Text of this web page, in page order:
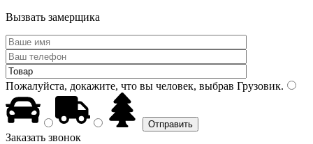
Вызвать замерщика
Пожалуйста, докажите, что вы человек, выбрав Грузовик.
Заказать звонок